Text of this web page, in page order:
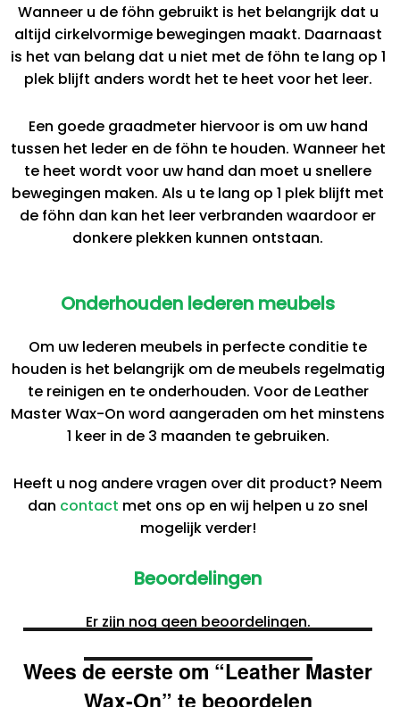
Wanneer u de föhn gebruikt is het belangrijk dat u
altijd cirkelvormige bewegingen maakt. Daarnaast
is het van belang dat u niet met de föhn te lang op 1
plek blijft anders wordt het te heet voor het leer.
Een goede graadmeter hiervoor is om uw hand
tussen het leder en de föhn te houden. Wanneer het
te heet wordt voor uw hand dan moet u snellere
bewegingen maken. Als u te lang op 1 plek blijft met
de föhn dan kan het leer verbranden waardoor er
donkere plekken kunnen ontstaan.
Onderhouden lederen meubels
Om uw lederen meubels in perfecte conditie te
houden is het belangrijk om de meubels regelmatig
te reinigen en te onderhouden. Voor de Leather
Master Wax-On word aangeraden om het minstens
1 keer in de 3 maanden te gebruiken.
Heeft u nog andere vragen over dit product? Neem
dan contact met ons op en wij helpen u zo snel
mogelijk verder!
Beoordelingen
Er zijn nog geen beoordelingen.
Wees de eerste om “Leather Master
Wax-On” te beoordelen